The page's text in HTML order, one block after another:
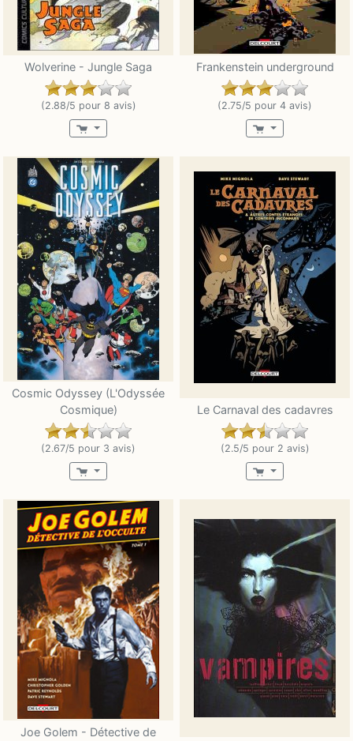
Wolverine - Jungle Saga
(2.88/5 pour 8 avis)
Frankenstein underground
(2.75/5 pour 4 avis)
Cosmic Odyssey (L'Odyssée
Cosmique)
(2.67/5 pour 3 avis)
Le Carnaval des cadavres
(2.5/5 pour 2 avis)
Joe Golem - Détective de